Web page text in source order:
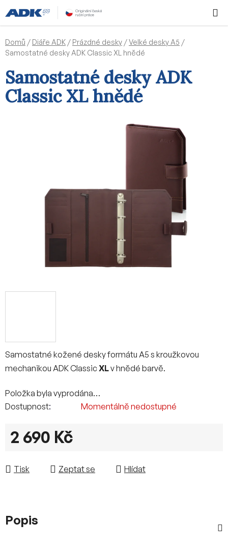
na
obsah
KOŠÍK
Domů / Diáře ADK / Prázdné desky /Velké desky A5 /
Samostatné desky ADK Classic XL hnědé
Samostatné kožené desky formátu A5 s kroužkovou
mechanikou ADK Classic XLv hnědé barvě.
Položka byla vyprodána…
Dostupnost
Momentálně nedostupné
2 690 Kč
Tisk
Zeptat se Hlídat
Samostatné desky ADK
Classic XL hnědé
Popis